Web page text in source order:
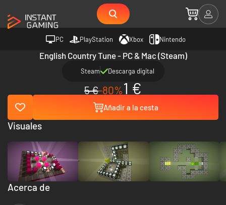
PC PlayStation Xbox Nintendo
English Country Tune - PC & Mac (Steam)
Steam Descarga digital
5 €-80%1 €
Añadir a la cesta
Acerca de
Visuales